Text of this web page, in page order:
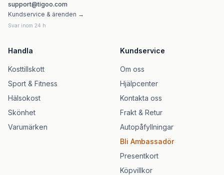
support@tigoo.com
Kundservice & ärenden →
Svar inom 24 h
Handla
Kosttillskott
Sport & Fitness
Hälsokost
Skönhet
Varumärken
Kundservice
Om oss
Hjälpcenter
Kontakta oss
Frakt & Retur
Autopåfyllningar
Bli Ambassadör
Presentkort
Köpvillkor